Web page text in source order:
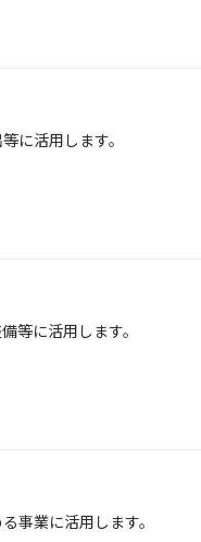
に活用します。
等に活用します。
事業に活用します。